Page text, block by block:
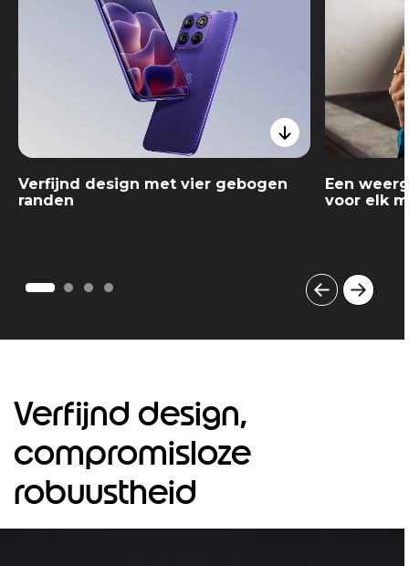
Verfijnd design met vier gebogen
randen
Een
voor elk
o
f
Verfijnd design,
compromisloze
robuustheid